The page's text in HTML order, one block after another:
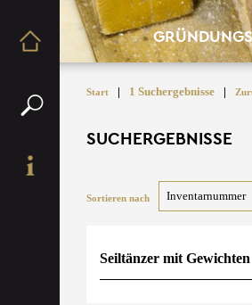
Start | 1 Suchergebnisse |
SUCHERGEBNISSE
Sortieren nach
Seiltänzer mit Gewichten